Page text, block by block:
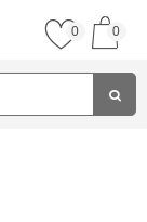
0 0